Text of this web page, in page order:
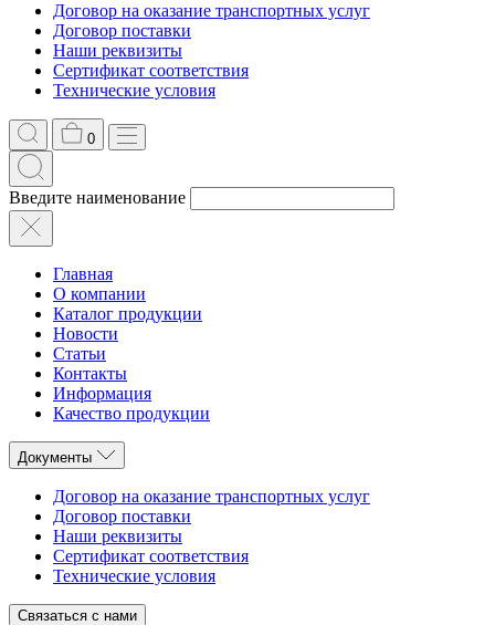
Договор на оказание транспортных услуг
Договор поставки
Наши реквизиты
Сертификат соответствия
Технические условия
0
Введите наименование
Главная
О компании
Каталог продукции
Новости
Статьи
Контакты
Информация
Качество продукции
Документы
Договор на оказание транспортных услуг
Договор поставки
Наши реквизиты
Сертификат соответствия
Технические условия
Связаться с нами